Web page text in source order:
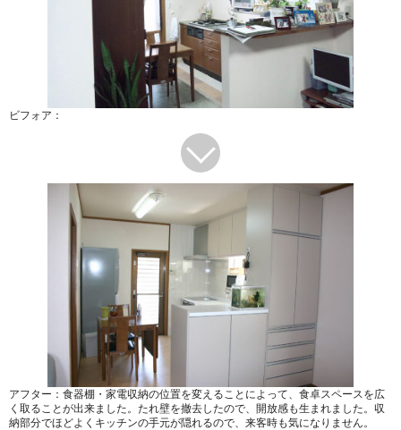
ビフォア：
アフター：食器棚・家電収納の位置を変えることによって、食卓スペースを広
く取ることが出来ました。たれ壁を撤去したので、開放感も生まれました。収
納部分でほどよくキッチンの手元が隠れるので、来客時も気になりません。